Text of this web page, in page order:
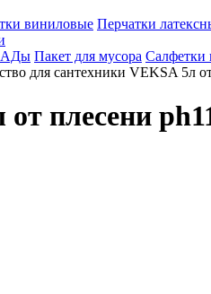
виниловые Перчатки
Пакет для мусора Салфетки
для сантехники VEKSA 5л
от плесени